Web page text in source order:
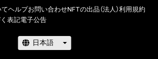
てヘルプお問い合わせNFTの出品（法人）利用規約
表記電子公告